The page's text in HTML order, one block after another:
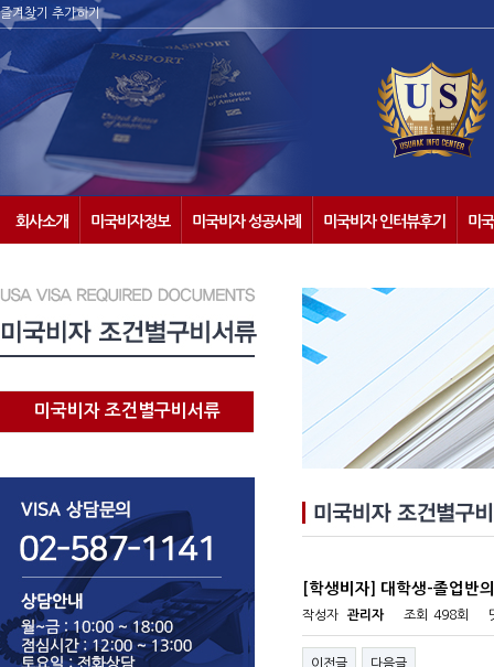
즐겨찾기 추가하기
회사소개 미국비자정보 미국비자 성공사례 미국비자 인터뷰후기 미
미국비자 조건별구비서류
[학생비자] 대학생-졸업반
작성자 관리자 조회 498회
이전글 다음글